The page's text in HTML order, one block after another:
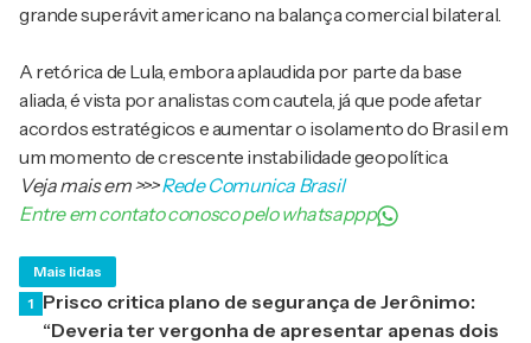
grande superávit americano na balança comercial bilateral.
A retórica de Lula, embora aplaudida por parte da base
aliada, é vista por analistas com cautela, já que pode afetar
acordos estratégicos e aumentar o isolamento do Brasil em
um momento de crescente instabilidade geopolítica.
Veja mais em>>>Rede Comunica Brasil
Entre em contato conosco pelo whatsappp
Mais lidas
1 Prisco critica plano de segurança de Jerônimo:
“Deveria ter vergonha de apresentar apenas dois